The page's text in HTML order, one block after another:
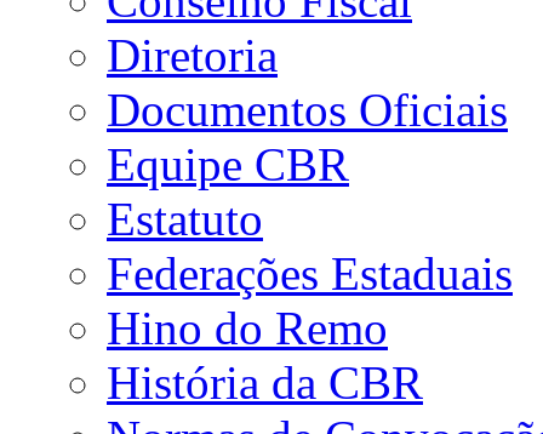
Diretoria
Documentos Oficiais
Equipe CBR
Estatuto
Federações Estaduais
Hino do Remo
História da CBR